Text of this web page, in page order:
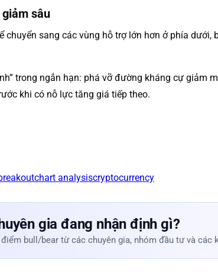
sâu
sang các vùng hỗ trợ lớn hơn ở phía
trong ngắn hạn: phá vỡ đường kháng cự giảm
khi có nỗ lực tăng giá tiếp theo.
chart analysiscryptocurrency
gia đang nhận định gì?
bull/bear từ các chuyên gia, nhóm đầu tư và các